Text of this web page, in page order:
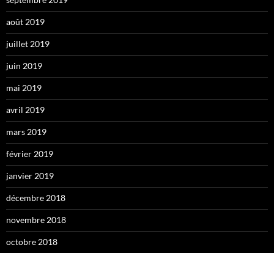
août 2019
juillet 2019
juin 2019
mai 2019
avril 2019
mars 2019
février 2019
janvier 2019
décembre 2018
novembre 2018
octobre 2018